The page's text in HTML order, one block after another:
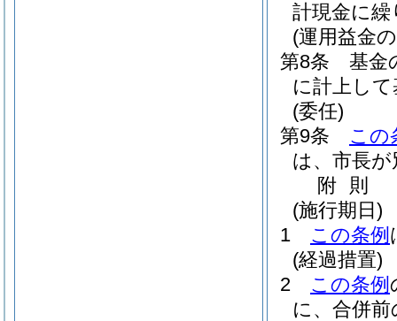
計現金に
(運用益金
第8条
基金
に計上し
(委任)
第9条
この
は、市長
附 則
(施行期日)
1
この条例
(経過措置)
2
この条例
に、合併